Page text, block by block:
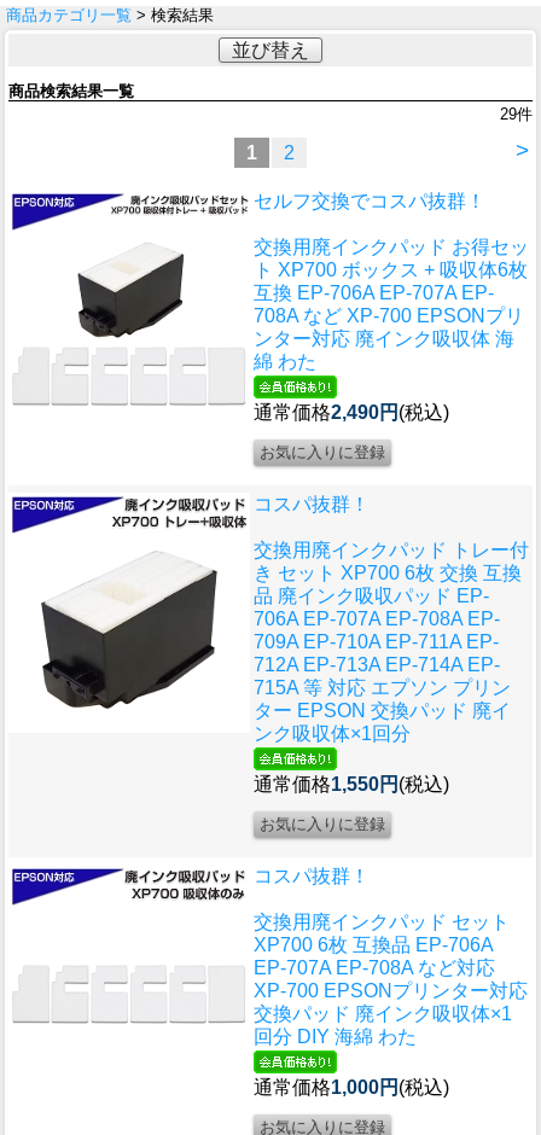
商品カテゴリ一覧 > 検索結果
並び替え
商品検索結果一覧
29件
>
1 2
セルフ交換でコスパ抜群！
交換用廃インクパッド お得セッ
ト XP700 ボックス + 吸収体6枚
互換 EP-706A EP-707A EP-
708A など XP-700 EPSONプリ
ンター対応 廃インク吸収体 海
綿 わた
通常価格2,490円 (税込)
コスパ抜群！
交換用廃インクパッド トレー付
き セット XP700 6枚 交換 互換
品 廃インク吸収パッド EP-
706A EP-707A EP-708A EP-
709A EP-710A EP-711A EP-
712A EP-713A EP-714A EP-
715A 等 対応 エプソン プリン
ター EPSON 交換パッド 廃イ
ンク吸収体×1回分
通常価格1,550円 (税込)
コスパ抜群！
交換用廃インクパッド セット
XP700 6枚 互換品 EP-706A
EP-707A EP-708A など対応
XP-700 EPSONプリンター対応
交換パッド 廃インク吸収体×1
回分 DIY 海綿 わた
通常価格1,000円 (税込)